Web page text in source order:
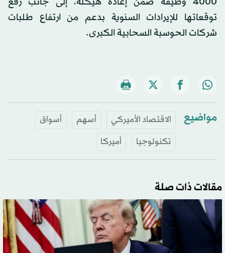
توقعاتها للإيرادات السنوية بدعم من ارتفاع طلبات
شركات الحوسبة السحابية الكبرى.
مواضيع الاقتصاد الأميركي أسهم
أسواق
تكنولوجيا
أميركا
مقالات ذات صلة